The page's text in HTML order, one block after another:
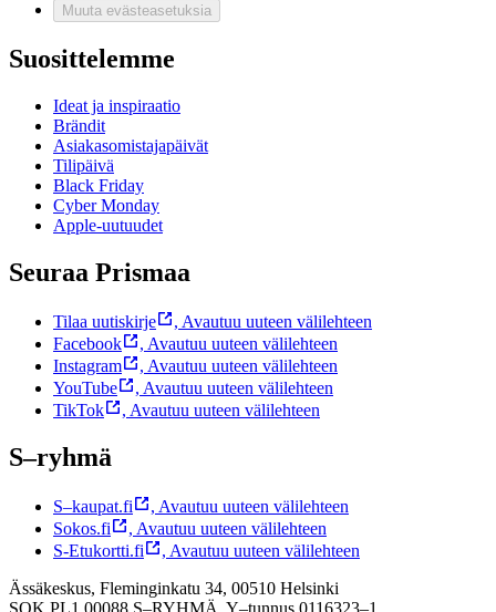
Muuta evästeasetuksia
Suosittelemme
Ideat ja inspiraatio
Brändit
Asiakasomistajapäivät
Tilipäivä
Black Friday
Cyber Monday
Apple-uutuudet
Seuraa Prismaa
Tilaa uutiskirje , Avautuu uuteen välilehteen
Facebook
, Avautuu uuteen välilehteen
Instagram
, Avautuu uuteen välilehteen
YouTube
, Avautuu uuteen välilehteen
TikTok
, Avautuu uuteen välilehteen
S–ryhmä
S–kaupat.fi , Avautuu uuteen välilehteen
Sokos.fi
, Avautuu uuteen välilehteen
S-Etukortti.fi
, Avautuu uuteen välilehteen
Ässäkeskus, Fleminginkatu 34, 00510 Helsinki
SOK PL1 00088 S–RYHMÄ, Y–tunnus 0116323–1